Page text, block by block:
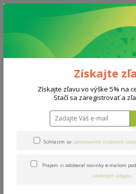
ZĽAVA: VŠETKY VYSTAVENÉ POSTELE ZA
PODĽA VÝBERU / DODACIA LEHOTA JE
0908 777 700 Po-So: 10-18 hod.
Premiér bio-ex T3
Novinka
Získajte
Získajte zľavu vo výške 5% na
Stačí sa zaregistrovať a
Súhlasím so spracovaním osobných
Prajem si odoberať novinky e-mailom
osobných údajov.